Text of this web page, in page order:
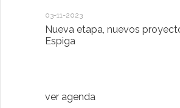
03-11-2023
Nueva etapa, nuevos
Espiga
ver agenda